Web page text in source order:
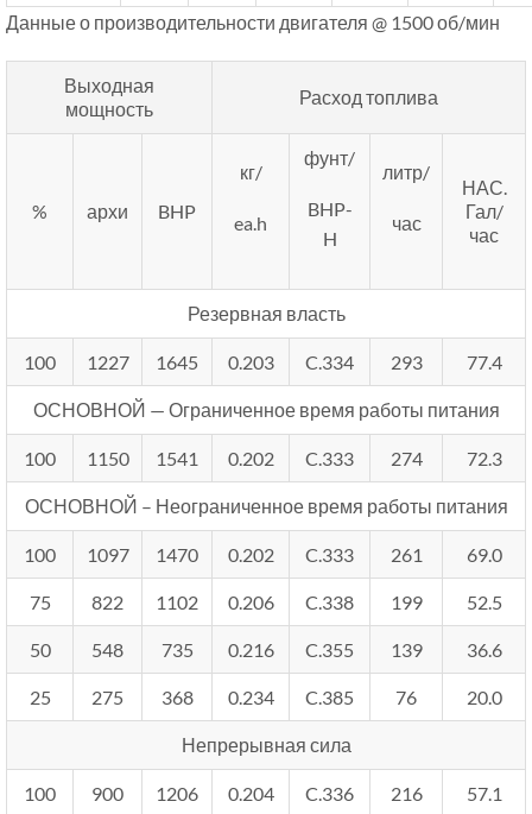
Данные о производительности двигателя @ 1500 об/мин
Выходная
мощность
Расход топлива
% архи BHP
кг/
ea.h
фунт/
BHP-
H
литр/
час
НАС.
Гал/
час
Резервная власть
100 1227 1645 0.203 C.334 293 77.4
ОСНОВНОЙ — Ограниченное время работы питания
100 1150 1541 0.202 C.333 274 72.3
ОСНОВНОЙ – Неограниченное время работы питания
100 1097 1470 0.202 C.333 261 69.0
75 822 1102 0.206 C.338 199 52.5
50 548 735 0.216 C.355 139 36.6
25 275 368 0.234 C.385 76 20.0
Непрерывная сила
100 900 1206 0.204 C.336 216
57.1